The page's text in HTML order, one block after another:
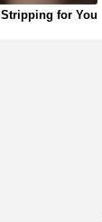
Stripping for You